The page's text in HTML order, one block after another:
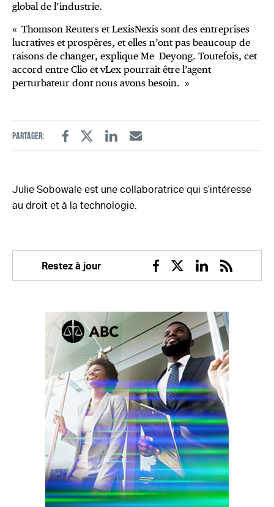
global de l’industrie.
« Thomson Reuters et LexisNexis sont des entreprises
lucratives et prospères, et elles n’ont pas beaucoup de
raisons de changer, explique Me Deyong. Toutefois, cet
accord entre Clio et vLex pourrait être l’agent
perturbateur dont nous avons besoin. »
Partager:
FacebookTwitterLinkedinEmail
Julie Sobowale est une collaboratrice qui s’intéresse
au droit et à la technologie.
Restez à jour
Facebook
TwitterLinkedin
RSS